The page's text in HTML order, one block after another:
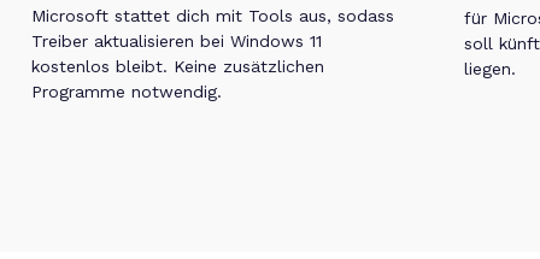
Microsoft stattet dich mit Tools aus, sodass
Treiber aktualisieren bei Windows 11
kostenlos bleibt. Keine zusätzlichen
Programme notwendig.
für
soll
liegen.